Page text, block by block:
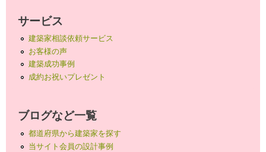
サービス
建築家相談依頼サービス
お客様の声
建築成功事例
成約お祝いプレゼント
ブログなど一覧
都道府県から建築家を探す
当サイト会員の設計事例